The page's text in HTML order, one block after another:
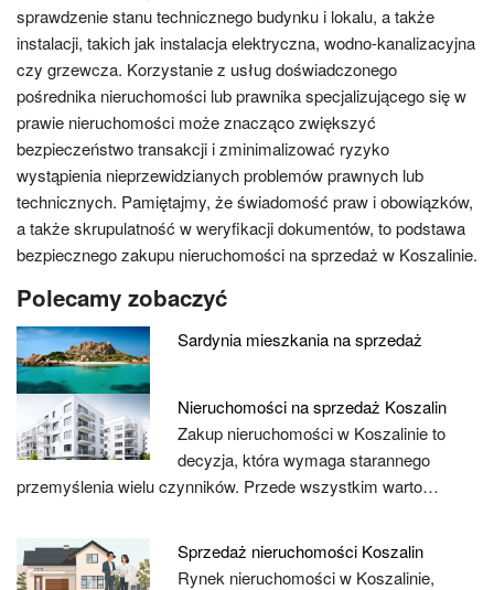
sprawdzenie stanu technicznego budynku i lokalu, a także
instalacji, takich jak instalacja elektryczna, wodno-kanalizacyjna
czy grzewcza. Korzystanie z usług doświadczonego
pośrednika nieruchomości lub prawnika specjalizującego się w
prawie nieruchomości może znacząco zwiększyć
bezpieczeństwo transakcji i zminimalizować ryzyko
wystąpienia nieprzewidzianych problemów prawnych lub
technicznych. Pamiętajmy, że świadomość praw i obowiązków,
a także skrupulatność w weryfikacji dokumentów, to podstawa
bezpiecznego zakupu nieruchomości na sprzedaż w Koszalinie.
Polecamy zobaczyć
Sardynia mieszkania na sprzedaż
Nieruchomości na sprzedaż Koszalin
Zakup nieruchomości w Koszalinie to
decyzja, która wymaga starannego
przemyślenia wielu czynników. Przede wszystkim warto…
Sprzedaż nieruchomości Koszalin
Rynek nieruchomości w Koszalinie,